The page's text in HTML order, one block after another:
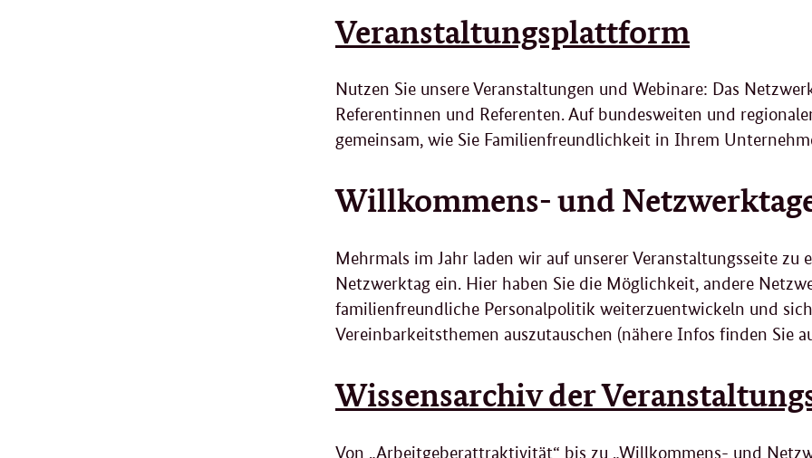
Veranstaltungsplattform
Nutzen Sie unsere Veranstaltungen und Webinare: Das
Referentinnen und Referenten. Auf bundesweiten und
gemeinsam, wie Sie Familienfreundlichkeit in Ihrem
Willkommens- und
Mehrmals im Jahr laden wir auf unserer Veranstaltungsseite zu
Netzwerktag ein. Hier haben Sie die Möglichkeit, andere
familienfreundliche Personalpolitik weiterzuentwickeln und
Vereinbarkeitsthemen auszutauschen (nähere Infos finden Sie
Wissensarchiv der
Von „Arbeitgeberattraktivität“ bis zu „Willkommens- und